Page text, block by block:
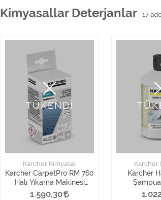
Kimyasallar Deterjanlar 17
TÜKENDİ
Karcher Kimyasal
Karcher CarpetPro RM 760
Halı Yıkama Makinesi
Tablet Deterjan
1.590,30
Karcher
Karcher